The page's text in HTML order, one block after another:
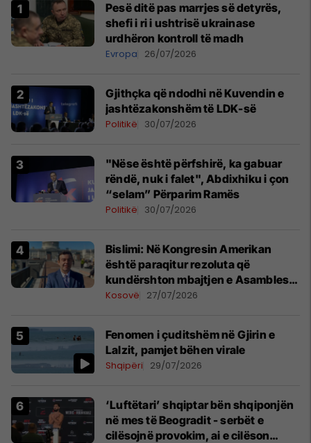
Pesë ditë pas marrjes së detyrës,
shefi i ri i ushtrisë ukrainase
urdhëron kontroll të madh
Evropa 26/07/2026
Gjithçka që ndodhi në Kuvendin e
jashtëzakonshëm të LDK-së
Politikë 30/07/2026
"Nëse është përfshirë, ka gabuar
rëndë, nuk i falet", Abdixhiku i çon
“selam” Përparim Ramës
Politikë 30/07/2026
Bislimi: Në Kongresin Amerikan
është paraqitur rezoluta që
kundërshton mbajtjen e Asamblesë
Parlamentare të OSBE-së në
Kosovë 27/07/2026
Fenomen i çuditshëm në Gjirin e
Lalzit, pamjet bëhen virale
Shqipëri 29/07/2026
‘Luftëtari’ shqiptar bën shqiponjën
në mes të Beogradit - serbët e
cilësojnë provokim, ai e cilëson